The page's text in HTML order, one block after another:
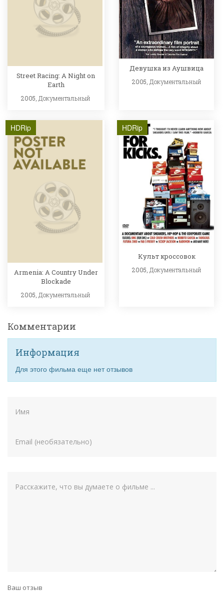
Street Racing: A Night on
Earth
2005, Документальный
Девушка из Аушвица
2005, Документальный
HDRip
Armenia: A Country Under
Blockade
2005, Документальный
HDRip
Культ кроссовок
2005, Документальный
Комментарии
Информация
Для этого фильма еще нет отзывов
Ваш отзыв